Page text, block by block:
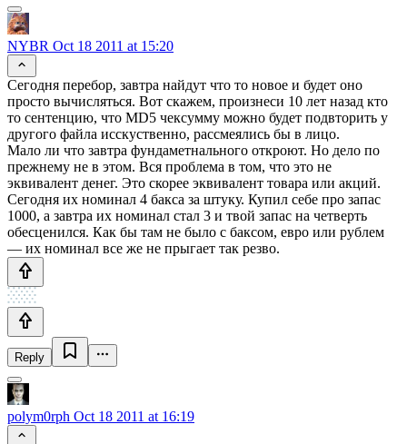
NYBR Oct 18 2011 at 15:20
Cегодня перебор, завтра найдут что то новое и будет оно
просто вычисляться. Вот скажем, произнеси 10 лет назад кто
то сентенцию, что MD5 чексумму можно будет подвторить у
другого файла исскуственно, рассмеялись бы в лицо.
Мало ли что завтра фундаметнального откроют. Но дело по
прежнему не в этом. Вся проблема в том, что это не
эквивалент денег. Это скорее эквивалент товара или акций.
Сегодня их номинал 4 бакса за штуку. Купил себе про запас
1000, а завтра их номинал стал 3 и твой запас на четверть
обесценился. Как бы там не было с баксом, евро или рублем
— их номинал все же не прыгает так резво.
Reply
polym0rph Oct 18 2011 at 16:19